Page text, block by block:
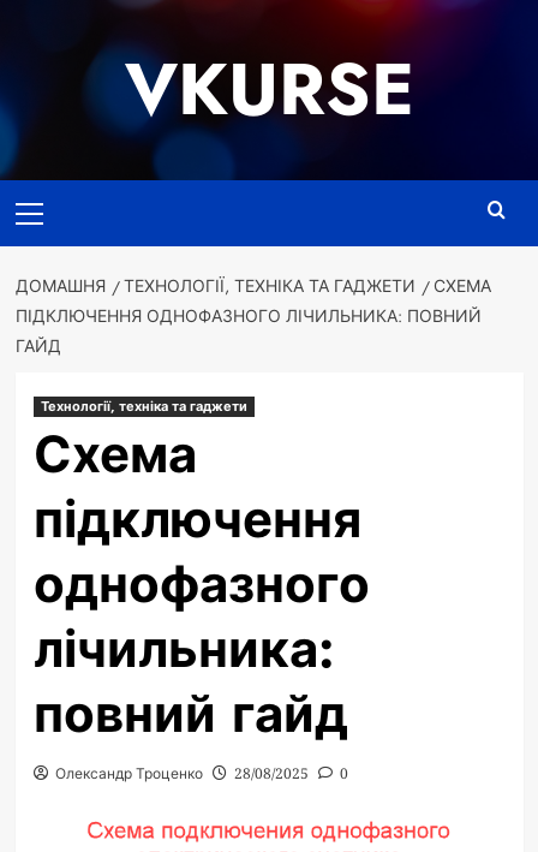
VKURSE
меню
ДОМАШНЯ ТЕХНОЛОГІЇ, ТЕХНІКА ТА ГАДЖЕТИ
СХЕМА
ПІДКЛЮЧЕННЯ ОДНОФАЗНОГО ЛІЧИЛЬНИКА: ПОВНИЙ
ГАЙД
Технології, техніка та гаджети
Схема
підключення
однофазного
лічильника:
повний гайд
Олександр Троценко 28/08/2025 0